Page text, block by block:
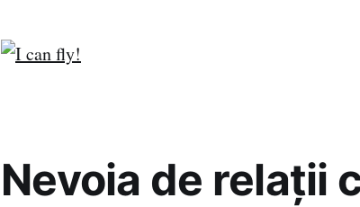
Nevoia de relaţii